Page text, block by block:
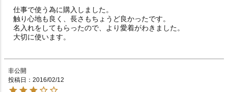
仕事で使う為に購入しました。
触り心地も良く、長さもちょうど良かったです。
名入れをしてもらったので、より愛着がわきました。
大切に使います。
非公開
投稿日
2016/02/12